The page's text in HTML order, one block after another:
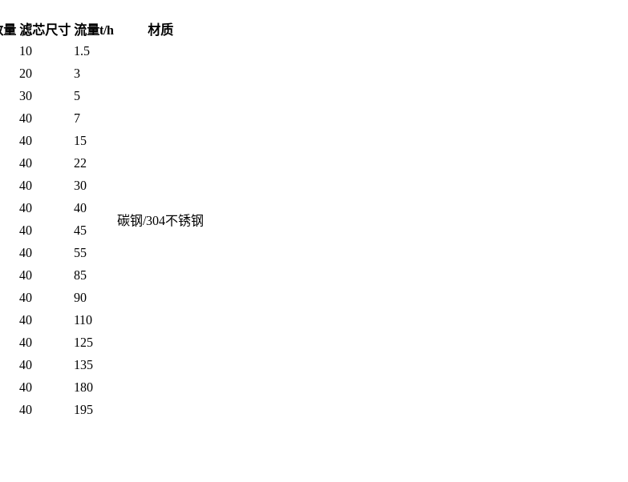
量 滤芯尺寸 流量t/h
材质
10 1.5
碳钢/304不锈钢
20
3
30
5
40
7
40
15
40
22
40
30
40
40
40
45
40
55
40
85
40
90
40
110
40
125
40
135
40
180
40 195